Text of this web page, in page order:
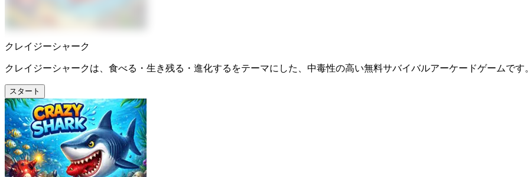
クレイジーシャーク
クレイジーシャークは、食べる・生き残る・進化するをテーマにした、中毒性の高い無料サバイバルアーケードゲームです。
スタート